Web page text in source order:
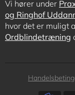
Vi hører under
og Ringhof
hvor det er muligt
Ordblindetræning
Subfooter